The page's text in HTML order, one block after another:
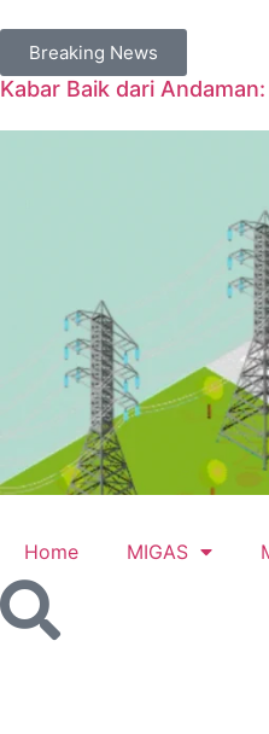
Breaking News
Kabar Baik dari
Home MIGAS